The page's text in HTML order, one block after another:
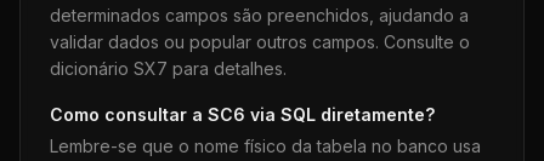
determinados campos são preenchidos, ajudando a
validar dados ou popular outros campos. Consulte o
dicionário SX7 para detalhes.
Como consultar a SC6 via SQL diretamente?
Lembre-se que o nome físico da tabela no banco usa